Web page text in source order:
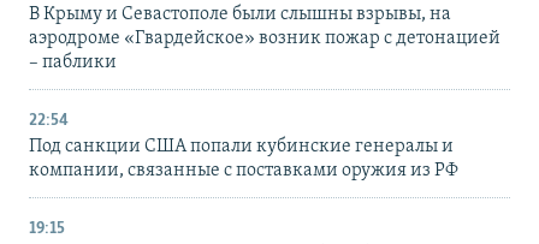
В Крыму и Севастополе были слышны взрывы, на
аэродроме «Гвардейское» возник пожар с детонацией
– паблики
22:54
Под санкции США попали кубинские генералы и
компании, связанные с поставками оружия из РФ
19:15